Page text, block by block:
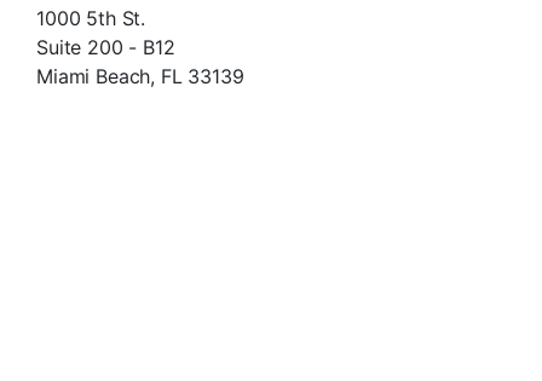
1000 5th St.
Suite 200 - B12
Miami Beach, FL 33139